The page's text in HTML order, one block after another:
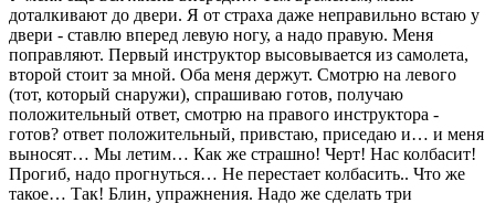
доталкивают до двери. Я от страха даже неправильно встаю у
двери - ставлю вперед левую ногу, а надо правую. Меня
поправляют. Первый инструктор высовывается из самолета,
второй стоит за мной. Оба меня держут. Смотрю на левого
(тот, который снаружи), спрашиваю готов, получаю
положительный ответ, смотрю на правого инструктора -
готов? ответ положительный, привстаю, приседаю и… и меня
выносят… Мы летим… Как же страшно! Черт! Нас колбасит!
Прогиб, надо прогнуться… Не перестает колбасить.. Что же
такое… Так! Блин, упражнения. Надо же сделать три